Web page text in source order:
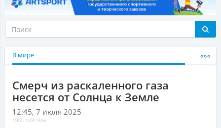
В мире
Смерч из раскаленного газа
несется от Солнца к Земле
12:45, 7 июля 2025
MKZ: 1491806